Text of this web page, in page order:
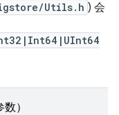
Utils.h ) 会
）